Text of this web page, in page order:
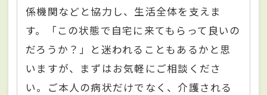
係機関などと協力し、生活全体を支えま
す。「この状態で自宅に来てもらって良いの
だろうか？」と迷われることもあるかと思
いますが、まずはお気軽にご相談くださ
い。ご本人の病状だけでなく、介護される